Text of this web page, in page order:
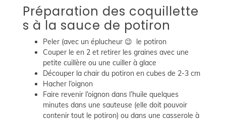
Préparation des coquillette
s à la sauce de potiron
Peler (avec un éplucheur 😉 le potiron
Couper le en 2 et retirer les graines avec une
petite cuillère ou une cuiller à glace
Découper la chair du potiron en cubes de 2-3 cm
Hacher l’oignon
Faire revenir l’oignon dans l’huile quelques
minutes dans une sauteuse (elle doit pouvoir
contenir tout le potiron) ou dans une casserole à